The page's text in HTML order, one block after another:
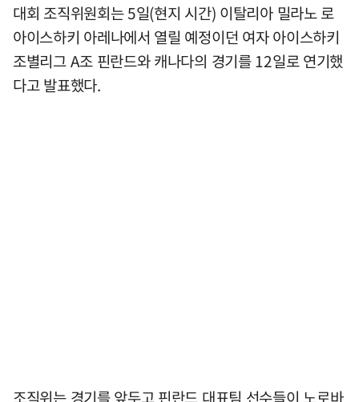
대회 조직위원회는 5일(현지 시간) 이탈리아 밀라노 로
아이스하키 아레나에서 열릴 예정이던 여자 아이스하키
조별리그 A조 핀란드와 캐나다의 경기를 12일로 연기했
다고 발표했다.
조직위는 경기를 앞두고 핀란드 대표팀 선수들이 노로바